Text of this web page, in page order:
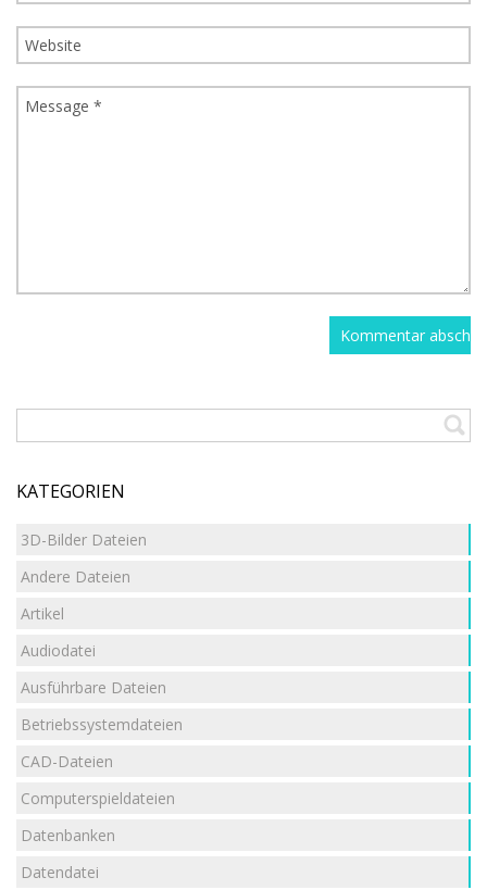
KATEGORIEN
3D-Bilder Dateien
Andere Dateien
Artikel
Audiodatei
Ausführbare Dateien
Betriebssystemdateien
CAD-Dateien
Computerspieldateien
Datenbanken
Datendatei